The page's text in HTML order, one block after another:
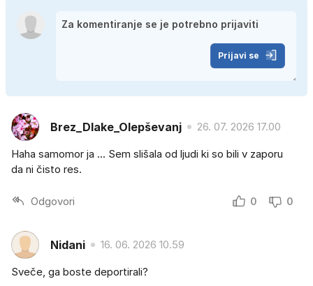
Prijavi se
Brez_Dlake_Olepševanj 26. 07. 2026 17.00
Haha samomor ja ... Sem slišala od ljudi ki so bili v zaporu
da ni čisto res.
Odgovori 0 0
Nidani 16. 06. 2026 10.59
Sveče, ga boste deportirali?